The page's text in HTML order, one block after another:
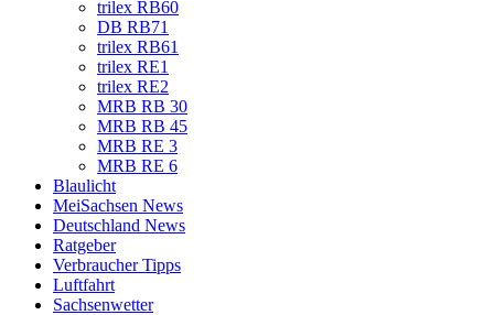
trilex RB60
DB RB71
trilex RB61
trilex RE1
trilex RE2
MRB RB 30
MRB RB 45
MRB RE 3
MRB RE 6
Blaulicht
MeiSachsen News
Deutschland News
Ratgeber
Verbraucher Tipps
Luftfahrt
Sachsenwetter